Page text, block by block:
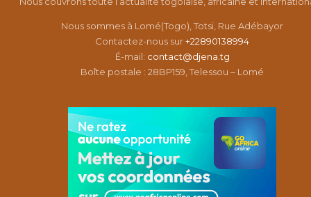
Nous sommes à Lomé(Togo), Totsi, Rue Adébayor
Contactez-nous sur+22890138994
É-mail: contact@djena.tg
Boîte postale : 28BP159, Telessou – Lomé